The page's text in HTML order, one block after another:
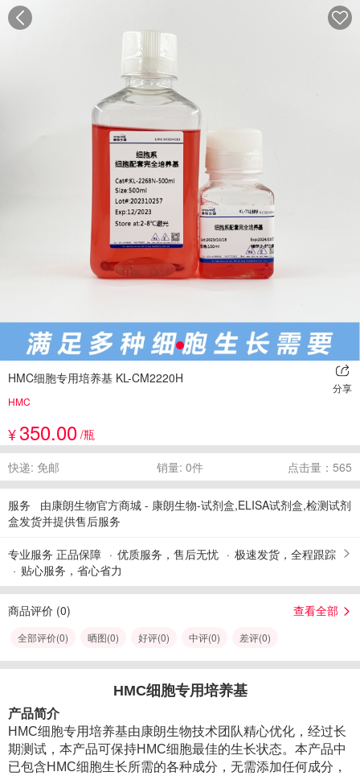
HMC细胞专用培养基 KL-CM2220H
分享
HMC
¥350.00 /瓶
快递: 免邮 销量: 0件 点击量：565
服务
由康朗生物官方商城 - 康朗生物-试剂盒,ELISA试剂盒,检测试剂
盒发货并提供售后服务
专业服务 正品保障 优质服务，售后无忧
极速发货，全程跟踪
贴心服务，省心省力
商品评价 (0) 查看全部
全部评价(0) 晒图(0) 好评(0) 中评(0) 差评(0)
HMC细胞专用培养基
产品简介
HMC细胞专用培养基由康朗生物技术团队精心优化，经过长
期测试，本产品可保持HMC细胞最佳的生长状态。本产品中
已包含HMC细胞生长所需的各种成分，无需添加任何成分，